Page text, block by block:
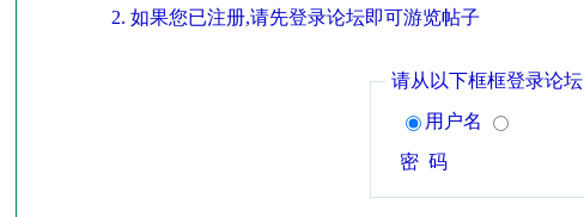
如果您已注册,请先登录论坛即可游览帖子
请从以下框框登录论坛
用户名
密 码